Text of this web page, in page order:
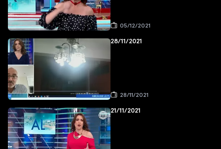
05/12/2021
28/11/2021
28/11/2021
21/11/2021